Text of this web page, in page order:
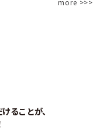
ることが、